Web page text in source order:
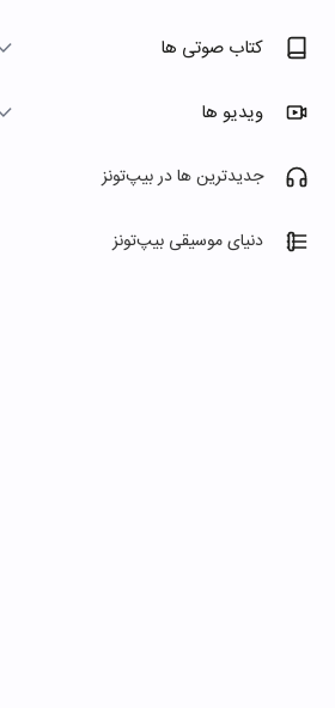
کتاب صوتی ها
ویدیو ها
جدیدترین ها در بیپ‌تونز
دنیای موسیقی بیپ‌تونز